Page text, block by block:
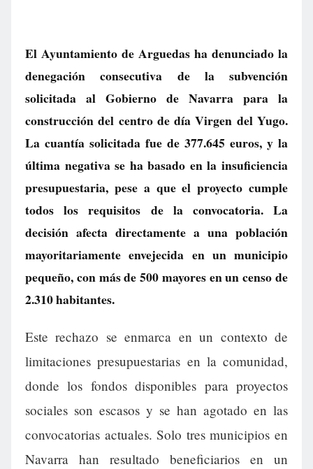
El Ayuntamiento de Arguedas ha denunciado la
denegación consecutiva de la subvención
solicitada al Gobierno de Navarra para la
construcción del centro de día Virgen del Yugo.
La cuantía solicitada fue de 377.645 euros, y la
última negativa se ha basado en la insuficiencia
presupuestaria, pese a que el proyecto cumple
todos los requisitos de la convocatoria. La
decisión afecta directamente a una población
mayoritariamente envejecida en un municipio
pequeño, con más de 500 mayores en un censo de
2.310 habitantes.
Este rechazo se enmarca en un contexto de
limitaciones presupuestarias en la comunidad,
donde los fondos disponibles para proyectos
sociales son escasos y se han agotado en las
convocatorias actuales. Solo tres municipios en
Navarra han resultado beneficiarios en un